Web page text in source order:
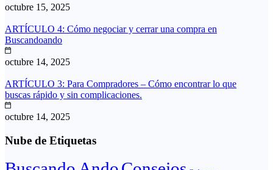
octubre 15, 2025
ARTÍCULO 4: Cómo negociar y cerrar una compra en
Buscandoando
octubre 14, 2025
ARTÍCULO 3: Para Compradores – Cómo encontrar lo que
buscas rápido y sin complicaciones.
octubre 14, 2025
Nube de Etiquetas